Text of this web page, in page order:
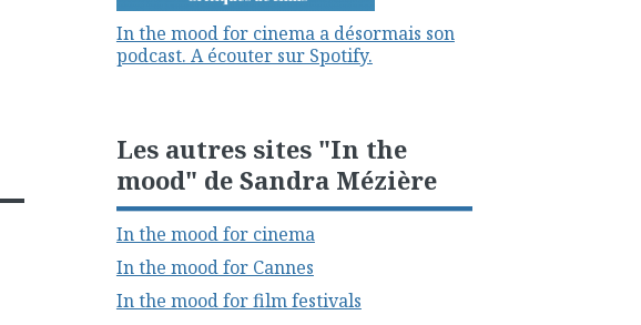
In the mood for cinema a désormais son
podcast. A écouter sur Spotify.
Les autres sites "In the
mood" de Sandra Mézière
In the mood for cinema
In the mood for Cannes
In the mood for film festivals